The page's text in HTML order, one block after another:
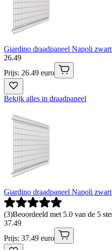
Giardino draadpaneel Napoli
26.49
Prijs: 26.49 euro
Bekijk alles in draadpaneel
Giardino draadpaneel Napoli
(3)Beoordeeld met 5.0 van de 5
37.49
Prijs: 37.49 euro